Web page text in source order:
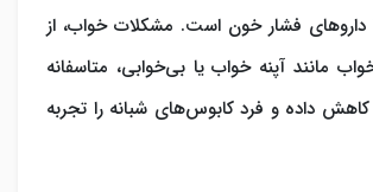
فشار خون است. مشکلات خواب، از
مانند آپنه خواب یا بی‌خوابی، متاسفانه
داده و فرد کابوس‌های شبانه را تجربه